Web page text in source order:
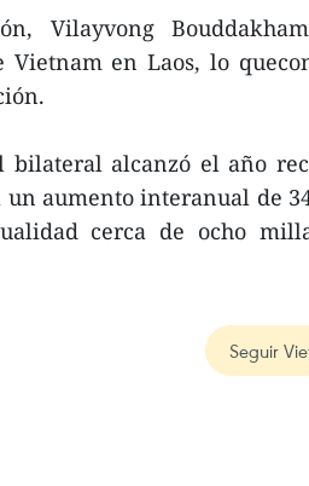
Vilayvong
Vietnam en Laos, lo
bilateral alcanzó el año
aumento interanual de
cerca de ocho
Seguir